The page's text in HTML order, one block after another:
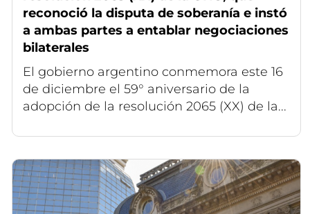
reconoció la disputa de soberanía e instó
a ambas partes a entablar negociaciones
bilaterales
El gobierno argentino conmemora este 16
de diciembre el 59° aniversario de la
adopción de la resolución 2065 (XX) de la...